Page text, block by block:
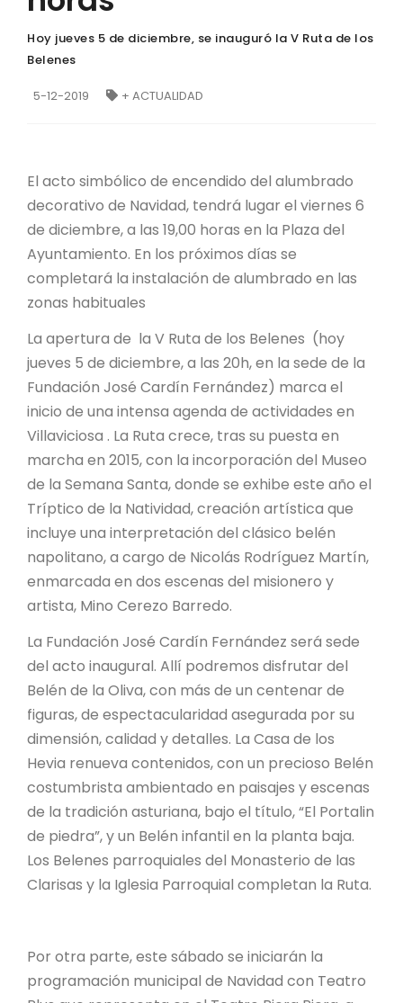
Hoy jueves 5 de diciembre, se inauguró la V Ruta de los
Belenes
5-12-2019 + ACTUALIDAD
El acto simbólico de encendido del alumbrado
decorativo de Navidad, tendrá lugar el viernes 6
de diciembre, a las 19,00 horas en la Plaza del
Ayuntamiento. En los próximos días se
completará la instalación de alumbrado en las
zonas habituales
La apertura de la V Ruta de los Belenes (hoy
jueves 5 de diciembre, a las 20h, en la sede de la
Fundación José Cardín Fernández) marca el
inicio de una intensa agenda de actividades en
Villaviciosa . La Ruta crece, tras su puesta en
marcha en 2015, con la incorporación del Museo
de la Semana Santa, donde se exhibe este año el
Tríptico de la Natividad, creación artística que
incluye una interpretación del clásico belén
napolitano, a cargo de Nicolás Rodríguez Martín,
enmarcada en dos escenas del misionero y
artista, Mino Cerezo Barredo.
La Fundación José Cardín Fernández será sede
del acto inaugural. Allí podremos disfrutar del
Belén de la Oliva, con más de un centenar de
figuras, de espectacularidad asegurada por su
dimensión, calidad y detalles. La Casa de los
Hevia renueva contenidos, con un precioso Belén
costumbrista ambientado en paisajes y escenas
de la tradición asturiana, bajo el título, “El Portalin
de piedra”, y un Belén infantil en la planta baja.
Los Belenes parroquiales del Monasterio de las
Clarisas y la Iglesia Parroquial completan la Ruta.
Por otra parte, este sábado se iniciarán la
programación municipal de Navidad con Teatro